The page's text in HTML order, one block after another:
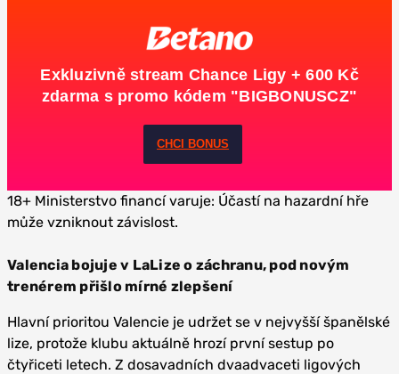
Exkluzivně stream Chance Ligy + 600 Kč
zdarma s promo kódem "BIGBONUSCZ"
CHCI BONUS
18+ Ministerstvo financí varuje: Účastí na hazardní hře
může vzniknout závislost.
Valencia bojuje v LaLize o záchranu, pod novým
trenérem přišlo mírné zlepšení
Hlavní prioritou Valencie je udržet se v nejvyšší španělské
lize, protože klubu aktuálně hrozí první sestup po
čtyřiceti letech. Z dosavadních dvaadvaceti ligových